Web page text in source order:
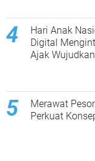
Hari Anak
Digital
Ajak
Merawat
Perkuat